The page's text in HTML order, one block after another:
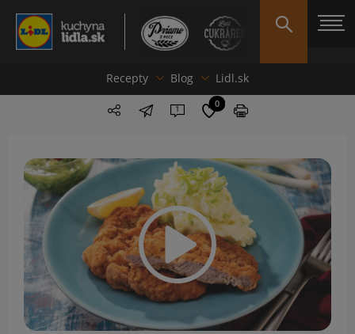
Recepty Blog Lidl.sk
1 0